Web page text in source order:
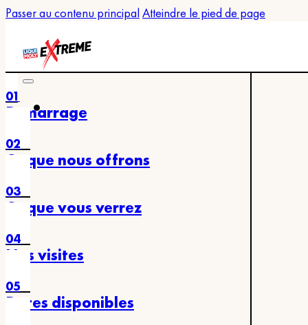
Passer au contenu principalAtteindre le pied de page
01
Démarrage
02
Ce que nous offrons
03
Ce que vous verrez
04
Nos visites
05
Dates disponibles